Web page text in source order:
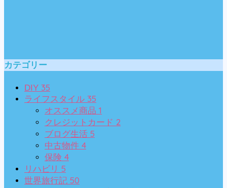
カテゴリー
DIY 35
ライフスタイル 35
オススメ商品 1
クレジットカード 2
ブログ生活 5
中古物件 4
保険 4
リハビリ 5
世界旅行記 50